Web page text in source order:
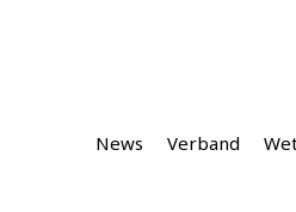
News Verband